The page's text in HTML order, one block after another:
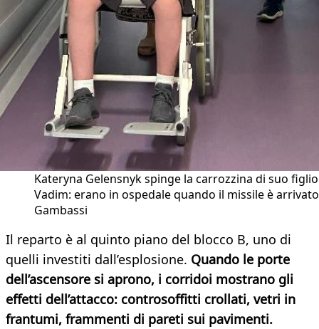
Kateryna Gelensnyk spinge la carrozzina di suo figlio
Vadim: erano in ospedale quando il missile è
Gambassi
Il reparto è al quinto piano del blocco B, uno di
quelli investiti dall’esplosione. Quando le porte
dell’ascensore si aprono, i corridoi mostrano gli
effetti dell’attacco: controsoffitti crollati, vetri in
frantumi, frammenti di pareti sui pavimenti.